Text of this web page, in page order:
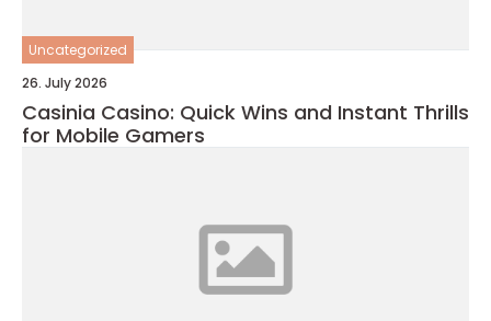
Uncategorized
26. July 2026
Casinia Casino: Quick Wins and Instant Thrills
for Mobile Gamers